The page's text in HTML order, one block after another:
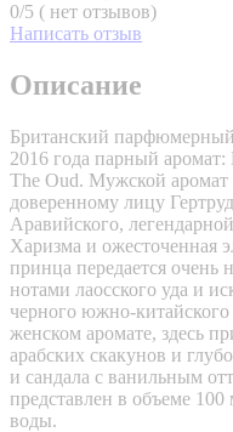
0/5 ( нет отзывов)
Написать отзыв
Описание
Британский
2016 года парный
The Oud. Мужской
доверенному лицу
Аравийского,
Харизма и ожесточенная
принца передается
нотами лаосского уда и
черного южно-
женском аромате, здесь
арабских скакунов и
и сандала с ванильным
представлен в объеме
воды.